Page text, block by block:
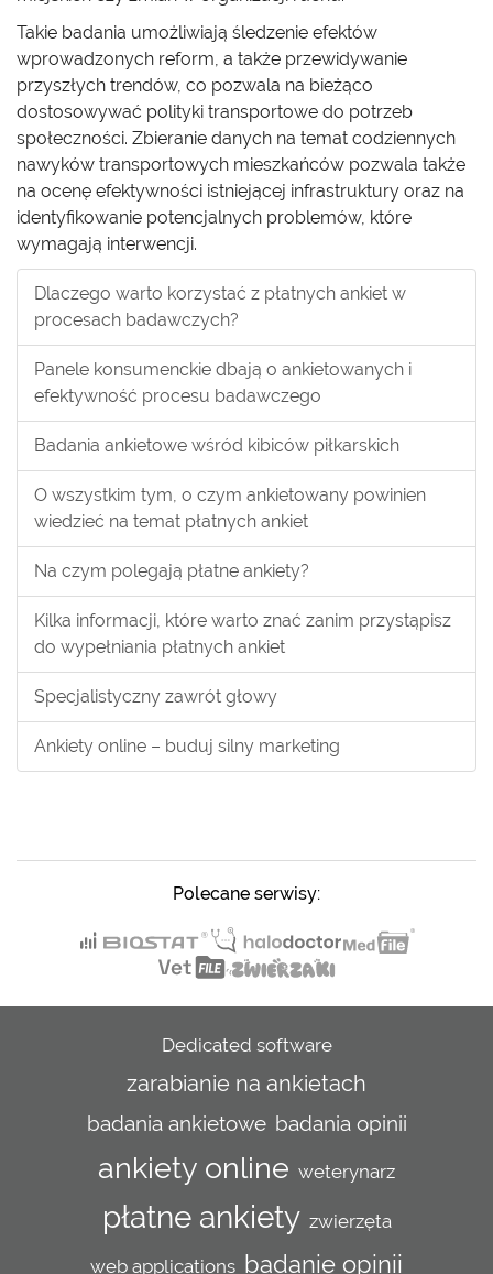
Takie badania umożliwiają śledzenie efektów
wprowadzonych reform, a także przewidywanie
przyszłych trendów, co pozwala na bieżąco
dostosowywać polityki transportowe do potrzeb
społeczności. Zbieranie danych na temat codziennych
nawyków transportowych mieszkańców pozwala także
na ocenę efektywności istniejącej infrastruktury oraz na
identyfikowanie potencjalnych problemów, które
wymagają interwencji.
Dlaczego warto korzystać z płatnych ankiet w
procesach badawczych?
Panele konsumenckie dbają o ankietowanych i
efektywność procesu badawczego
Badania ankietowe wśród kibiców piłkarskich
O wszystkim tym, o czym ankietowany powinien
wiedzieć na temat płatnych ankiet
Na czym polegają płatne ankiety?
Kilka informacji, które warto znać zanim przystąpisz
do wypełniania płatnych ankiet
Specjalistyczny zawrót głowy
Ankiety online – buduj silny marketing
Polecane serwisy:
Dedicated software
zarabianie na ankietach
badania ankietowe badania opinii
ankiety online weterynarz
płatne ankiety zwierzęta
web applications badanie opinii